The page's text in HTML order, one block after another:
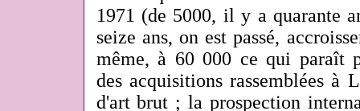
1971 (de 5000, il y a quarante
seize ans, on est passé,
même,à 60 000 ce qui paraît
des acquisitions rassemblées à
d'art brut ; la prospection